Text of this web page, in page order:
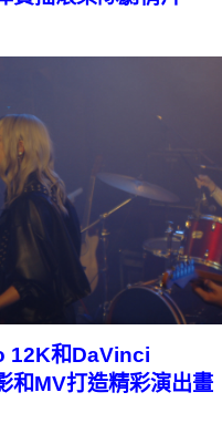
12K和DaVinci
MV打造精彩演出畫